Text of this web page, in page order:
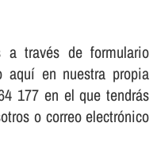
a través de formulario
aquí­ en nuestra propia
177 en el que tendrás
o correo electrónico